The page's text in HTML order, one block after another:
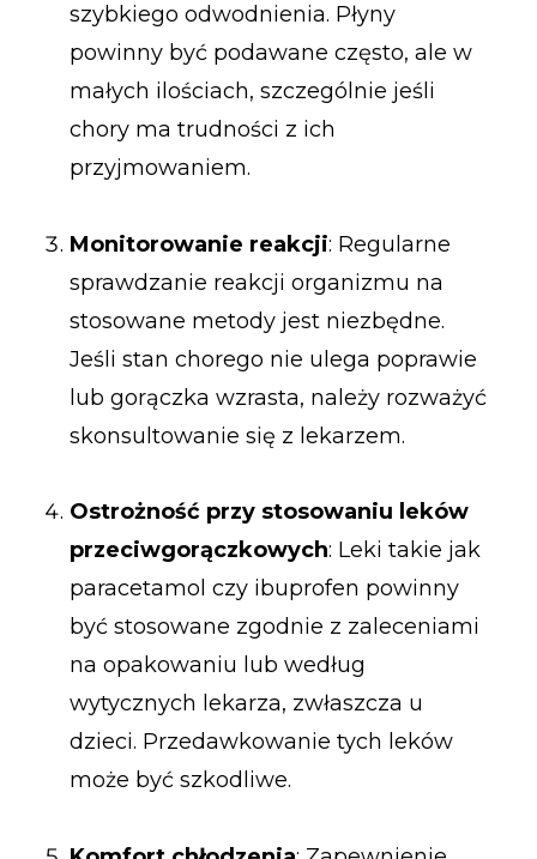
szybkiego odwodnienia. Płyny
powinny być podawane często, ale w
małych ilościach, szczególnie jeśli
chory ma trudności z ich
przyjmowaniem.
Monitorowanie reakcji: Regularne
sprawdzanie reakcji organizmu na
stosowane metody jest niezbędne.
Jeśli stan chorego nie ulega poprawie
lub gorączka wzrasta, należy rozważyć
skonsultowanie się z lekarzem.
Ostrożność przy stosowaniu leków
przeciwgorączkowych: Leki takie jak
paracetamol czy ibuprofen powinny
być stosowane zgodnie z zaleceniami
na opakowaniu lub według
wytycznych lekarza, zwłaszcza u
dzieci. Przedawkowanie tych leków
może być szkodliwe.